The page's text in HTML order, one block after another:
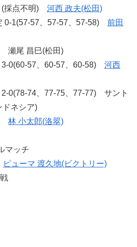
採点不明) 河西 政夫(松田)
1(57-57、57-57、57-58) 前田
尾 昌巳(松田)
0(60-57、60-57、60-58) 河西
0(78-74、77-75、77-77) サント
ドネシア)
林 小太郎(洛翠)
マッチ
ピューマ 渡久地(ビクトリー)